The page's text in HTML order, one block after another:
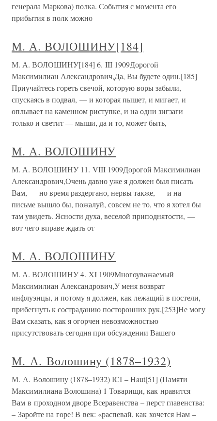
генерала Маркова) полка. События с момента его
прибытия в полк можно
М. А. ВОЛОШИНУ[184]
М. А. ВОЛОШИНУ[184] 6. III 1909Дорогой
Максимилиан Александрович,Да, Вы будете один.[185]
Приучайтесь гореть свечой, которую воры забыли,
спускаясь в подвал, — и которая пышет, и мигает, и
оплывает на каменном риступке, и на одни зигзаги
только и светит — мыши, да и то, может быть,
М. А. ВОЛОШИНУ
М. А. ВОЛОШИНУ 11. VIII 1909Дорогой Максимилиан
Александрович,Очень давно уже я должен был писать
Вам, — но время раздергано, нервы также, — и на
письме вышло бы, пожалуй, совсем не то, что я хотел бы
там увидеть. Ясности духа, веселой приподнятости, —
вот чего вправе ждать от
М. А. ВОЛОШИНУ
М. А. ВОЛОШИНУ 4. XI 1909Многоуважаемый
Максимилиан Александрович,У меня возврат
инфлуэнцы, и потому я должен, как лежащий в постели,
прибегнуть к состраданию посторонних рук.[253]Не могу
Вам сказать, как я огорчен невозможностью
присутствовать сегодня при обсуждении Вашего
М. А. Волошину (1878–1932)
М. А. Волошину (1878–1932) ICI – Haut[51] (Памяти
Максимилиана Волошина) 1 Товарищи, как нравится
Вам в проходном дворе Всеравенства – перст главенства:
– Заройте на горе! В век: «распевай, как хочется Нам –